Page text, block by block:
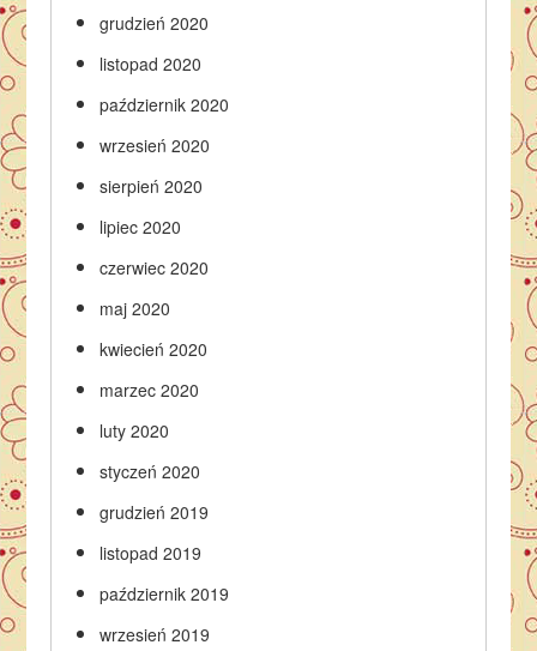
grudzień 2020
listopad 2020
październik 2020
wrzesień 2020
sierpień 2020
lipiec 2020
czerwiec 2020
maj 2020
kwiecień 2020
marzec 2020
luty 2020
styczeń 2020
grudzień 2019
listopad 2019
październik 2019
wrzesień 2019